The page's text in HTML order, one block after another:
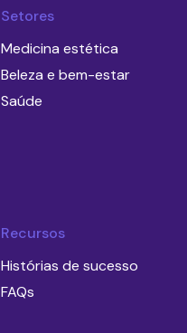
Setores
Medicina estética
Beleza e bem-estar
Saúde
Recursos
Histórias de sucesso
FAQs